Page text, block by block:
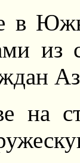
в
из
на